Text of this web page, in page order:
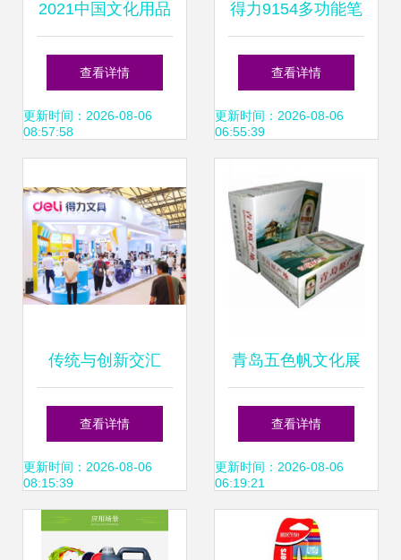
2021中国文化用品
商品交易会 兄弟期
待您的莅临，共襄
查看详情
更新时间：2026-08-06
08:57:58
得力9154多功能笔
筒 高效办公与缤纷
收纳的完美结合
查看详情
更新时间：2026-08-06
06:55:39
传统与创新交汇
2025年第119届中
国文化用品交易会
（上海文具展）中
查看详情
更新时间：2026-08-06
08:15:39
青岛五色帆文化展
厅 在茶香中邂逅艺
术，品味茶壶里的
匠心传承
查看详情
更新时间：2026-08-06
06:19:21